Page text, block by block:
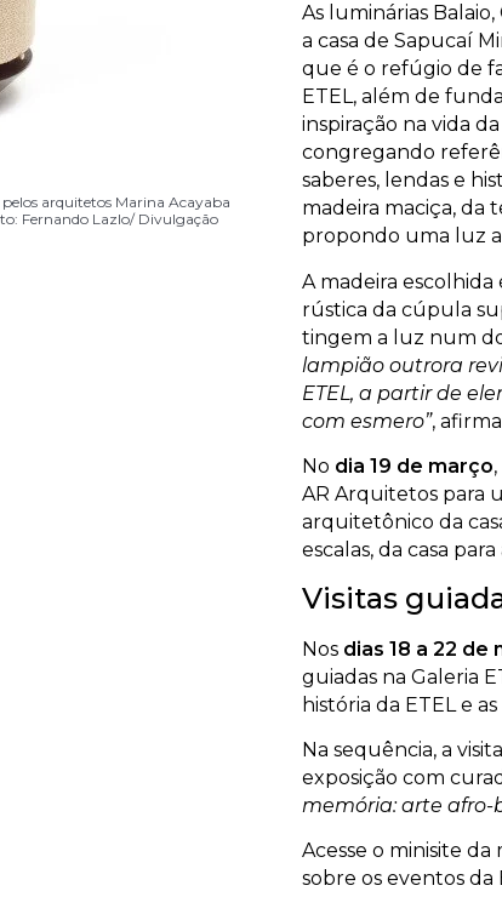
arquitetos Marina Acayaba e
Fernando Lazlo/ Divulgação
Mantiqueira, da ETEL |
arquitetos Marina Acayaba
Fernando Lazlo/ Divulgação
Mantiqueira, da ETEL | Foto:
arquitetos Marina Acayaba
Fernando Lazlo/ Divulgação
arquitetos Marina Acayaba
Fernando Lazlo/ Divulgação
arquitetos Marina Acayaba e
Fernando Lazlo/ Divulgação
Mantiqueira, da ETEL |
As luminárias
a casa de Sapucaí
que é o refúgio de
ETEL, além de
inspiração na vida
congregando
saberes, lendas e
madeira maciça, da
propondo uma luz
A madeira
rústica da cúpula
tingem a luz num
lampião outrora
ETEL, a partir de
com esmero”,
No dia 19 de março,
AR Arquitetos para
arquitetônico da
escalas, da casa
Visitas
Nos dias 18 a 22 de
guiadas na Galeria
história da ETEL e
Na sequência, a
exposição com
memória: arte afro-
Acesse o minisite
sobre os eventos da